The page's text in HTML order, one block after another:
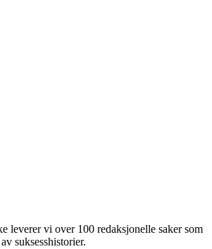
leverer vi over 100 redaksjonelle saker som
suksesshistorier.